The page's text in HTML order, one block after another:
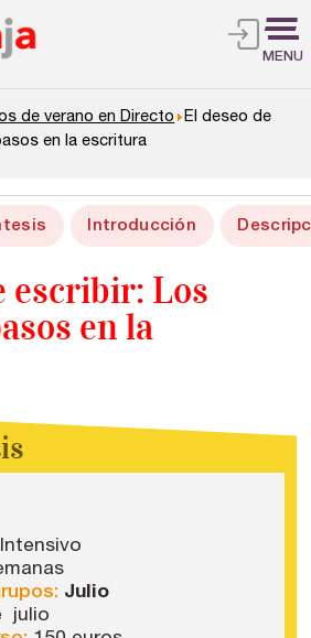
MENU
de verano en Directo
El deseo de
en la escritura
Introducción
escribir: Los
en la
Intensivo
Julio
julio